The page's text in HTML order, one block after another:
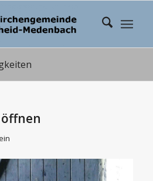
öffnen